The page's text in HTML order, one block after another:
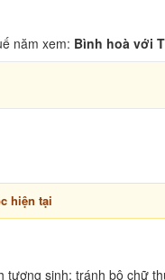
năm xem: Bình hoà với
hiện tại
sinh; tránh bộ chữ